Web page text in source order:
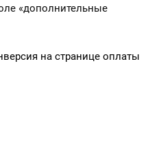
«дополнительные
на странице оплаты